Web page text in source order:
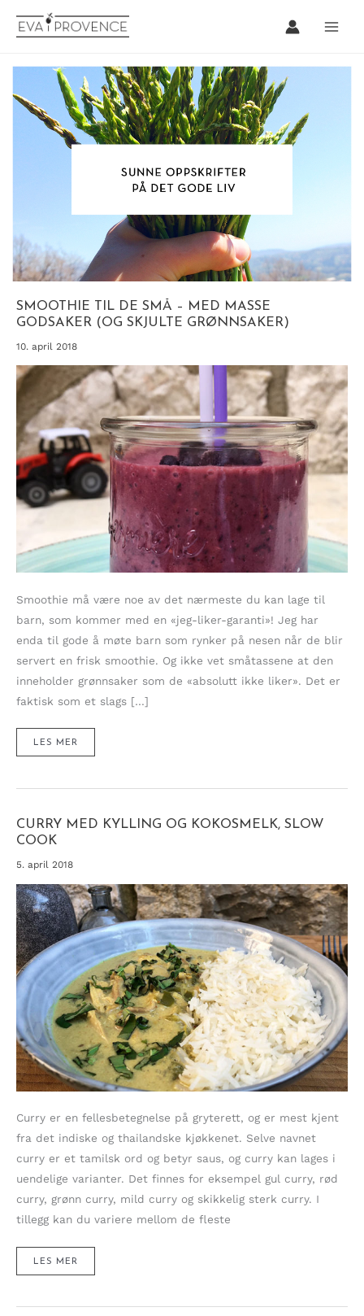
rett
innholdet
SMOOTHIE TIL DE SMÅ – MED MASSE
GODSAKER (OG SKJULTE GRØNNSAKER)
10. april 2018
Smoothie må være noe av det nærmeste du kan lage til
barn, som kommer med en «jeg-liker-garanti»! Jeg har
enda til gode å møte barn som rynker på nesen når de blir
servert en frisk smoothie. Og ikke vet småtassene at den
inneholder grønnsaker som de «absolutt ikke liker». Det er
faktisk som et slags […]
SMOOTHIE
DE
MASSE
GRØNNSAKER)
LES MER
CURRY MED KYLLING OG KOKOSMELK, SLOW
COOK
5. april 2018
Curry er en fellesbetegnelse på gryterett, og er mest kjent
fra det indiske og thailandske kjøkkenet. Selve navnet
curry er et tamilsk ord og betyr saus, og curry kan lages i
uendelige varianter. Det finnes for eksempel gul curry, rød
curry, grønn curry, mild curry og skikkelig sterk curry. I
tillegg kan du variere mellom de fleste
CURRY
KYLLING
COOK
LES MER